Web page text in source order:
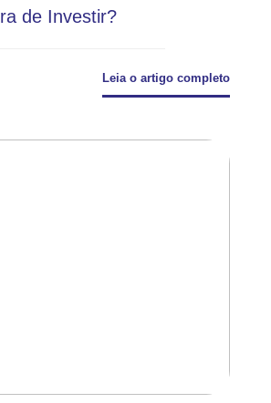
de Investir?
Leia o artigo completo